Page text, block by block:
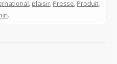
, plaisir, Presse, Produit,
.